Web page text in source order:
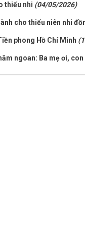
thiếu nhi (04/05/2026)
cho thiếu niên nhi
phong Hồ Chí Minh
ngoan: Ba mẹ ơi,